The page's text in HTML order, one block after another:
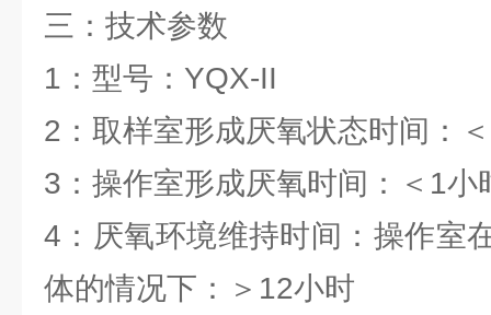
三： 技术参数
1：型号：YQX-II
2：取样室形成厌氧状态时间：
3：操作室形成厌氧时间：＜1小
4：厌氧环境维持时间：操作室
体的情况下：＞12小时